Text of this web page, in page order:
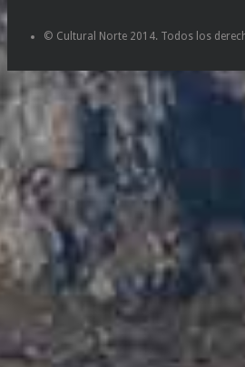
© Cultural Norte 2014. Todos los